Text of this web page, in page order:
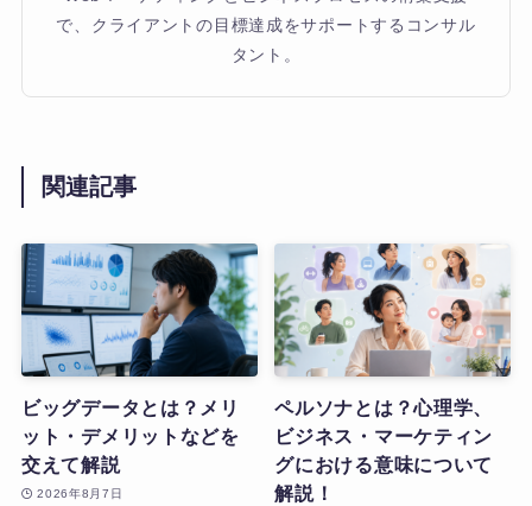
で、クライアントの目標達成をサポートするコンサル
タント。
関連記事
ビッグデータとは？メリ
ット・デメリットなどを
交えて解説
2026年8月7日
ペルソナとは？心理学、
ビジネス・マーケティン
グにおける意味について
解説！